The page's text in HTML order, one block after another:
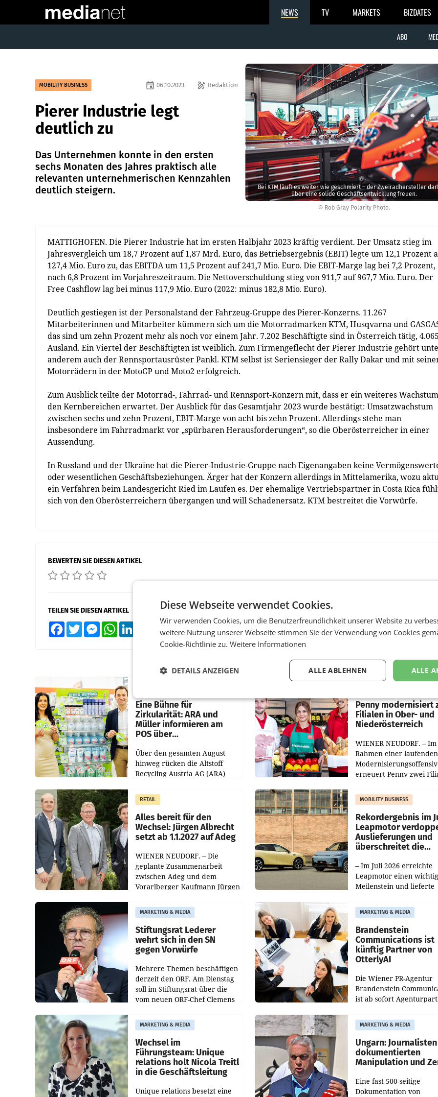
NEWS TV MARKETS BIZDATES
ABO
© Rob Gray Polarity Photo.
Bei KTM läuft es weiter wie geschmiert – der Zweiradhersteller
über eine solide Geschäftsentwicklung freuen.
MOBILITY BUSINESS draw Redaktion
event 06.10.2023
Pierer Industrie legt
deutlich zu
Das Unternehmen konnte in den ersten
sechs Monaten des Jahres praktisch alle
relevanten unternehmerischen Kennzahlen
deutlich steigern.
MATTIGHOFEN. Die Pierer Industrie hat im ersten Halbjahr 2023 kräftig verdient. Der Umsatz stieg im
Jahresvergleich um 18,7 Prozent auf 1,87 Mrd. Euro, das Betriebsergebnis (EBIT) legte um 12,1 Prozent
127,4 Mio. Euro zu, das EBITDA um 11,5 Prozent auf 241,7 Mio. Euro. Die EBIT-Marge lag bei 7,2 Prozent,
nach 6,8 Prozent im Vorjahreszeitraum. Die Nettoverschuldung stieg von 911,7 auf 967,7 Mio. Euro. Der
Free Cashflow lag bei minus 117,9 Mio. Euro (2022: minus 182,8 Mio. Euro).
Deutlich gestiegen ist der Personalstand der Fahrzeug-Gruppe des Pierer-Konzerns. 11.267
Mitarbeiterinnen und Mitarbeiter kümmern sich um die Motorradmarken KTM, Husqvarna und
das sind um zehn Prozent mehr als noch vor einem Jahr. 7.202 Beschäftigte sind in Österreich tätig,
Ausland. Ein Viertel der Beschäftigten ist weiblich. Zum Firmengeflecht der Pierer Industrie gehört
anderem auch der Rennsportausrüster Pankl. KTM selbst ist Seriensieger der Rally Dakar und mit
Motorrädern in der MotoGP und Moto2 erfolgreich.
Zum Ausblick teilte der Motorrad-, Fahrrad- und Rennsport-Konzern mit, dass er ein weiteres
den Kernbereichen erwartet. Der Ausblick für das Gesamtjahr 2023 wurde bestätigt: Umsatzwachstum
zwischen sechs und zehn Prozent, EBIT-Marge von acht bis zehn Prozent. Allerdings stehe man
insbesondere im Fahrradmarkt vor „spürbaren Herausforderungen“, so die Oberösterreicher in einer
Aussendung.
In Russland und der Ukraine hat die Pierer-Industrie-Gruppe nach Eigenangaben keine
oder wesentlichen Geschäftsbeziehungen. Ärger hat der Konzern allerdings in Mittelamerika, wozu
ein Verfahren beim Landesgericht Ried im Laufen es. Der ehemalige Vertriebspartner in Costa Rica
sich von den Oberösterreichern übergangen und will Schadenersatz. KTM bestreitet die Vorwürfe.
BEWERTEN SIE DIESEN ARTIKEL
TEILEN SIE DIESEN ARTIKEL
FacebookTwitter MessengerWhatsApp XING Teilen
Eine Bühne für
Zirkularität: ARA und
Müller informieren am
POS über
Über den gesamten August
hinweg rücken die Altstoff
Recycling Austria AG (ARA)
Müller die Initiative „Kreislauf-
Helden“ in allen
österreichischen Müller-Filialen
Penny modernisiert
Filialen in Ober- und
Niederösterreich
WIENER NEUDORF. – Im
Rahmen einer laufenden
erneuert Penny zwei
Die beiden Standorte
Haag sowie im rund
RETAIL
Alles bereit für den
Wechsel: Jürgen Albrecht
setzt ab 1.1.2027 auf Adeg
WIENER NEUDORF. – Die
geplante Zusammenarbeit
zwischen Adeg und dem
Vorarlberger Kaufmann Jürgen
freigegeben: Die
Bundeswettbewerbsbehörde
und der Bundeskartellanwalt
MOBILITY BUSINESS
Rekordergebnis im
Leapmotor
Auslieferungen und
überschreitet die
– Im Juli 2026 erreichte
Leapmotor einen
Meilenstein und lieferte
aus, womit sich das
gegenüber Juli 2025
verdoppelte (+102
MARKETING & MEDIA
Stiftungsrat Lederer
wehrt sich in den SN
gegen Vorwürfe
Mehrere Themen beschäftigen
derzeit den ORF. Am Dienstag
soll im Stiftungsrat über die
vom neuen ORF-Chef Clemens
Besetzungen für die
Direktionen abgestimmt
werden.
MARKETING & MEDIA
Brandenstein
Communications ist
künftig Partner von
OtterlyAI
Die Wiener PR-Agentur
Brandenstein
ist ab sofort
Optimierungsplattform
OtterlyAI. Damit baut die
Agentur ihr
MARKETING & MEDIA
Wechsel im
Führungsteam: Unique
relations holt Nicola Treitl
in die Geschäftsleitung
Unique relations besetzt eine
MARKETING & MEDIA
Ungarn: Journalisten
dokumentierten
Manipulation und
Eine fast 500-seitige
Dokumentation von
Diese Webseite verwendet Cookies.
Wir verwenden Cookies, um die Benutzerfreundlichkeit unserer Website zu
weitere Nutzung unserer Webseite stimmen Sie der Verwendung von Cookies
Cookie-Richtlinie zu. Weitere Informationen
ALLE
ALLE ABLEHNEN
DETAILS ANZEIGEN